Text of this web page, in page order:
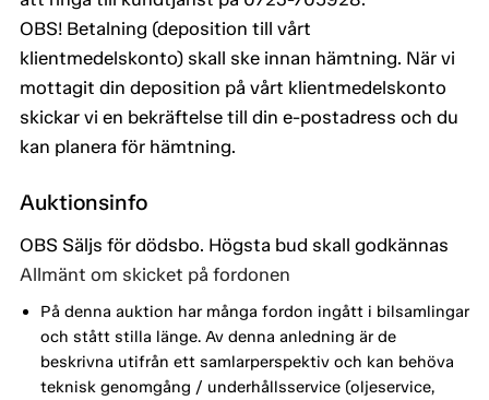
OBS! Betalning (deposition till vårt
klientmedelskonto) skall ske innan hämtning. När vi
mottagit din deposition på vårt klientmedelskonto
skickar vi en bekräftelse till din e-postadress och du
kan planera för hämtning.
Auktionsinfo
OBS Säljs för dödsbo. Högsta bud skall godkännas
Allmänt om skicket på fordonen
På denna auktion har många fordon ingått i bilsamlingar
och stått stilla länge. Av denna anledning är de
beskrivna utifrån ett samlarperspektiv och kan behöva
teknisk genomgång / underhållsservice (oljeservice,